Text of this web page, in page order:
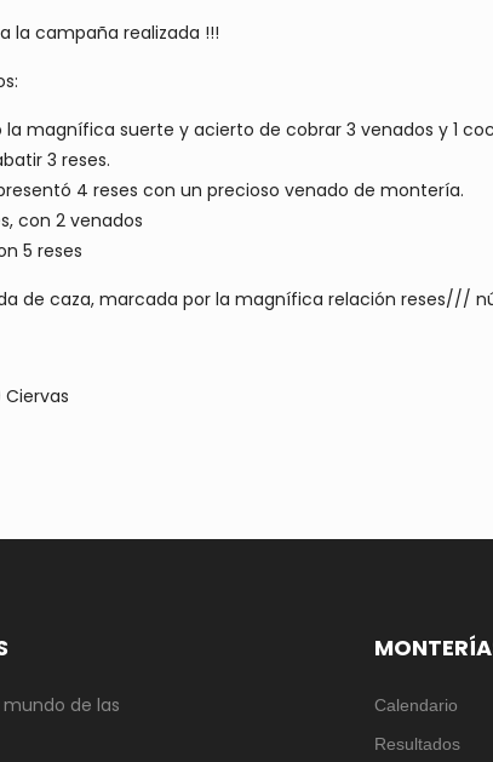
la campaña realizada !!!
magnífica suerte y acierto de cobrar 3 venados y 1
3 reses.
4 reses con un precioso venado de montería.
con 2 venados
5 reses
de caza, marcada por la magnífica relación reses///
Ciervas
de las
Calendario
Resultados